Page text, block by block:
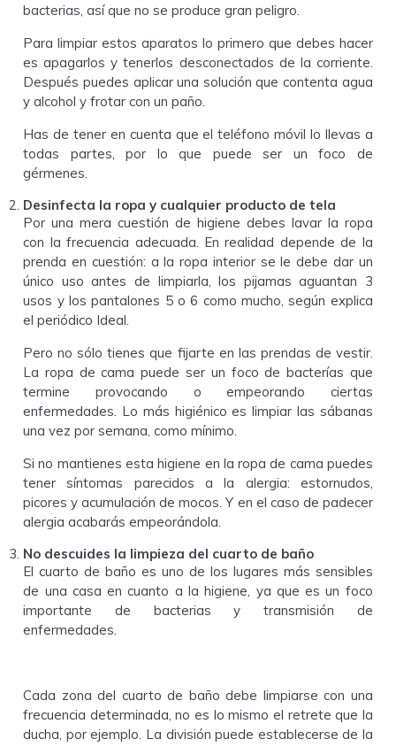
bacterias, así que no se produce gran peligro.
Para limpiar estos aparatos lo primero que debes hacer
es apagarlos y tenerlos desconectados de la corriente.
Después puedes aplicar una solución que contenta agua
y alcohol y frotar con un paño.
Has de tener en cuenta que el teléfono móvil lo llevas a
todas partes, por lo que puede ser un foco de
gérmenes.
Desinfecta la ropa y cualquier producto de tela
Por una mera cuestión de higiene debes lavar la ropa
con la frecuencia adecuada. En realidad depende de la
prenda en cuestión: a la ropa interior se le debe dar un
único uso antes de limpiarla, los pijamas aguantan 3
usos y los pantalones 5 o 6 como mucho, según explica
el periódico Ideal.
Pero no sólo tienes que fijarte en las prendas de vestir.
La ropa de cama puede ser un foco de bacterías que
termine provocando o empeorando ciertas
enfermedades. Lo más higiénico es limpiar las sábanas
una vez por semana, como mínimo.
Si no mantienes esta higiene en la ropa de cama puedes
tener síntomas parecidos a la alergia: estornudos,
picores y acumulación de mocos. Y en el caso de padecer
alergia acabarás empeorándola.
No descuides la limpieza del cuarto de baño
El cuarto de baño es uno de los lugares más sensibles
de una casa en cuanto a la higiene, ya que es un foco
importante de bacterias y transmisión de
enfermedades.
Cada zona del cuarto de baño debe limpiarse con una
frecuencia determinada, no es lo mismo el retrete que la
ducha, por ejemplo. La división puede establecerse de la